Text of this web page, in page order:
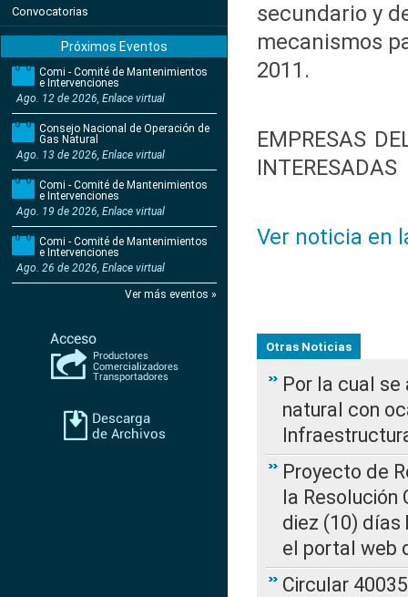
Convocatorias
Próximos Eventos
Comi - Comité de Mantenimientos
e Intervenciones
Ago. 12 de 2026, Enlace virtual
Consejo Nacional de Operación de
Gas Natural
Ago. 13 de 2026, Enlace virtual
Comi - Comité de Mantenimientos
e Intervenciones
Ago. 19 de 2026, Enlace virtual
Comi - Comité de Mantenimientos
e Intervenciones
Ago. 26 de 2026, Enlace virtual
Ver más eventos »
secundario y
mecanismos
2011.
EMPRESAS
INTERESADAS
Ver noticia en
Otras Noticias
Por la cual
natural con
Proyecto de
la Resolución
diez (10) días
el portal web
Circular